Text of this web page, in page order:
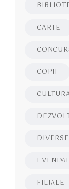
CARTE
COPII
DIVERSE
FILIALE